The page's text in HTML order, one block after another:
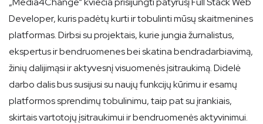
Developer, kuris padėtų kurti ir tobulinti mūsų skaitmenines
platformas. Dirbsi su projektais, kurie jungia žurnalistus,
ekspertus ir bendruomenes bei skatina bendradarbiavimą,
žinių dalijimąsi ir aktyvesnį visuomenės įsitraukimą. Didelė
darbo dalis bus susijusi su naujų funkcijų kūrimu ir esamų
platformos sprendimų tobulinimu, taip pat su įrankiais,
skirtais vartotojų įsitraukimui ir bendruomenės aktyvinimui.